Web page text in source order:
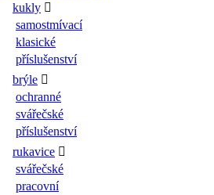
kukly
samostmívací
klasické
příslušenství
brýle
ochranné
svářečské
příslušenství
rukavice
svářečské
pracovní